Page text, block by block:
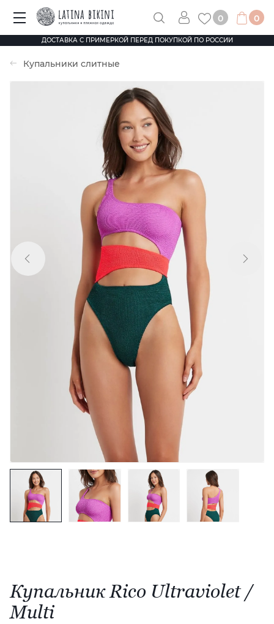
ДОСТАВКА С ПРИМЕРКОЙ ПЕРЕД ПОКУПКОЙ ПО РОССИИ
0 0
Купальники слитные
Купальник Rico Ultraviolet /
Multi